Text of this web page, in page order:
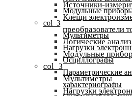
Модульные
col_3
Мультиметры
Нагрузки
Осциллографы
Параметрические
характериографы
Источники-
Клещи
преобразователи
Логические
Модульные
col_3
Мультиметры
Нагрузки